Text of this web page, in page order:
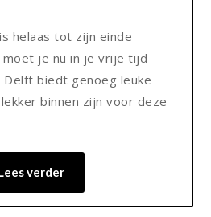
helaas tot zijn einde
moet je nu in je vrije tijd
Delft biedt genoeg leuke
binnen zijn voor deze
verder